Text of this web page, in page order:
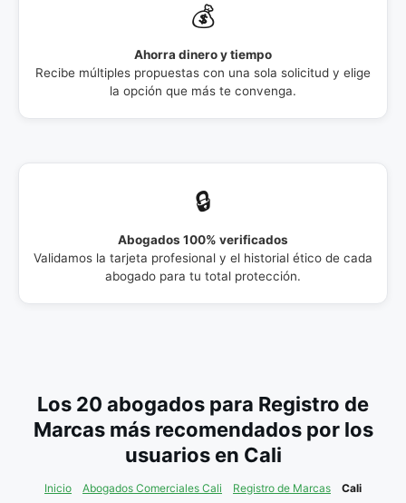
💰
Ahorra dinero y tiempo
Recibe múltiples propuestas con una sola solicitud y elige
la opción que más te convenga.
🔒
Abogados 100% verificados
Validamos la tarjeta profesional y el historial ético de cada
abogado para tu total protección.
Los 20 abogados para Registro de
Marcas más recomendados por los
usuarios en Cali
Inicio Abogados Comerciales Cali Registro de Marcas Cali